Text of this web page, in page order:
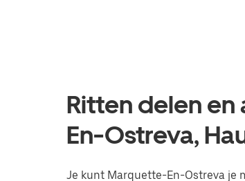
Ritten delen
En-Ostreva,
Je kunt Marquette-En-Ostreva je